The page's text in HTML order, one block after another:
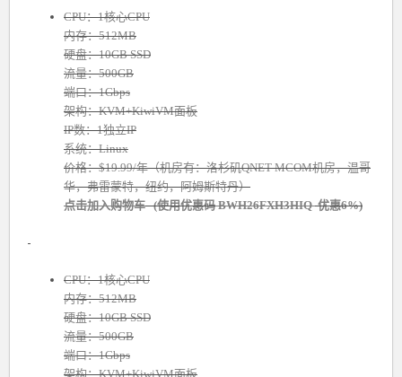
CPU：1核心CPU
内存：512MB
硬盘：10GB SSD
流量：500GB
端口：1Gbps
架构：KVM+KiwiVM面板
IP数：1独立IP
系统：Linux
价格：$19.99/年（机房有：洛杉矶QNET MCOM机房，温哥
华，弗雷蒙特，纽约，阿姆斯特丹）
点击加入购物车(使用优惠码BWH26FXH3HIQ优惠6%)
CPU：1核心CPU
内存：512MB
硬盘：10GB SSD
流量：500GB
端口：1Gbps
架构：KVM+KiwiVM面板